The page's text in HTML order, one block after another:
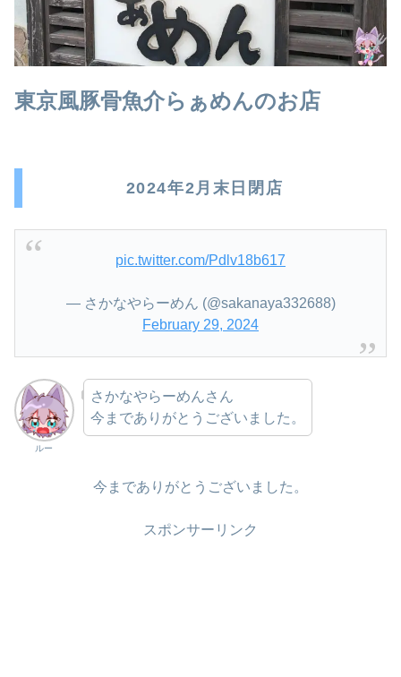
東京風豚骨魚介らぁめんのお店
2024年2月末日閉店
pic.twitter.com/Pdlv18b617
— さかなやらーめん (@sakanaya332688)
February 29, 2024
ルー
さかなやらーめんさん
今までありがとうございました。
今までありがとうございました。
スポンサーリンク